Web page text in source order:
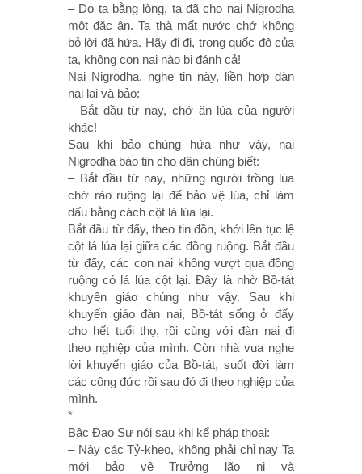
– Do ta bằng lòng, ta đã cho nai Nigrodha
một đặc ân. Ta thà mất nước chớ không
bỏ lời đã hứa. Hãy đi đi, trong quốc độ của
ta, không con nai nào bị đánh cả!
Nai Nigrodha, nghe tin này, liền hợp đàn
nai lại và bảo:
– Bắt đầu từ nay, chớ ăn lúa của người
khác!
Sau khi bảo chúng hứa như vậy, nai
Nigrodha báo tin cho dân chúng biết:
– Bắt đầu từ nay, những người trồng lúa
chớ rào ruộng lại để bảo vệ lúa, chỉ làm
dấu bằng cách cột lá lúa lại.
Bắt đầu từ đấy, theo tin đồn, khởi lên tục lệ
cột lá lúa lại giữa các đồng ruộng. Bắt đầu
từ đấy, các con nai không vượt qua đồng
ruộng có lá lúa cột lại. Ðây là nhờ Bồ-tát
khuyến giáo chúng như vậy. Sau khi
khuyến giáo đàn nai, Bồ-tát sống ở đấy
cho hết tuổi thọ, rồi cùng với đàn nai đi
theo nghiệp của mình. Còn nhà vua nghe
lời khuyến giáo của Bồ-tát, suốt đời làm
các công đức rồi sau đó đi theo nghiệp của
mình.
*
Bậc Ðạo Sư nói sau khi kể pháp thoại:
– Này các Tỷ-kheo, không phải chỉ nay Ta
mới bảo vệ Trưởng lão ni và